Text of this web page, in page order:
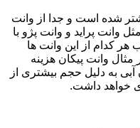
شده است و جدا از وانت
وانت پراید و وانت پژو با
هر کدام از این وانت ها
وانت پیکان هزینه
آبی به دلیل حجم بیشتری از
خواهد داشت.